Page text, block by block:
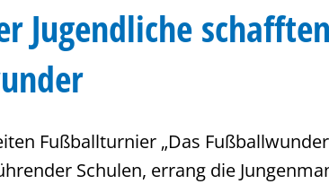
Jugendliche
Fußballturnier „Das
Schulen, errang die